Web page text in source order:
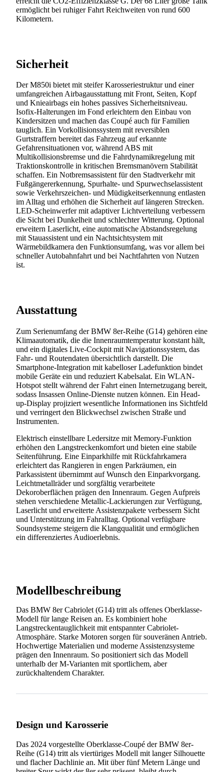
ermöglicht bei ruhiger Fahrt Reichweiten von rund 600
Kilometern.
Sicherheit
Der M850i bietet mit steifer Karosseriestruktur und einer
umfangreichen Airbagausstattung mit Front, Seiten, Kopf
und Knieairbags ein hohes passives Sicherheitsniveau.
Isofix-Halterungen im Fond erleichtern den Einbau von
Kindersitzen und machen das Coupé auch für Familien
tauglich. Ein Vorkollisionssystem mit reversiblen
Gurtstraffern bereitet das Fahrzeug auf erkannte
Gefahrensituationen vor, während ABS mit
Multikollisionsbremse und die Fahrdynamikregelung mit
Traktionskontrolle in kritischen Bremsmanövern Stabilität
schaffen. Ein Notbremsassistent für den Stadtverkehr mit
Fußgängererkennung, Spurhalte- und Spurwechselassistent
sowie Verkehrszeichen- und Müdigkeitserkennung entlasten
im Alltag und erhöhen die Sicherheit auf längeren Strecken.
LED-Scheinwerfer mit adaptiver Lichtverteilung verbessern
die Sicht bei Dunkelheit und schlechter Witterung. Optional
erweitern Laserlicht, eine automatische Abstandsregelung
mit Stauassistent und ein Nachtsichtsystem mit
Wärmebildkamera den Funktionsumfang, was vor allem bei
schneller Autobahnfahrt und bei Nachtfahrten von Nutzen
ist.
Ausstattung
Zum Serienumfang der BMW 8er-Reihe (G14) gehören eine
Klimaautomatik, die die Innenraumtemperatur konstant hält,
und ein digitales Live-Cockpit mit Navigationssystem, das
Fahr- und Routendaten übersichtlich darstellt. Die
Smartphone-Integration mit kabelloser Ladefunktion bindet
mobile Geräte ein und reduziert Kabelsalat. Ein WLAN-
Hotspot stellt während der Fahrt einen Internetzugang bereit,
sodass Insassen Online-Dienste nutzen können. Ein Head-
up-Display projiziert wesentliche Informationen ins Sichtfeld
und verringert den Blickwechsel zwischen Straße und
Instrumenten.
Elektrisch einstellbare Ledersitze mit Memory-Funktion
erhöhen den Langstreckenkomfort und bieten eine stabile
Seitenführung. Eine Einparkhilfe mit Rückfahrkamera
erleichtert das Rangieren in engen Parkräumen, ein
Parkassistent übernimmt auf Wunsch den Einparkvorgang.
Leichtmetallräder und sorgfältig verarbeitete
Dekoroberflächen prägen den Innenraum. Gegen Aufpreis
stehen verschiedene Metallic-Lackierungen zur Verfügung,
Laserlicht und erweiterte Assistenzpakete verbessern Sicht
und Unterstützung im Fahralltag. Optional verfügbare
Soundsysteme steigern die Klangqualität und ermöglichen
ein differenziertes Audioerlebnis.
Modellbeschreibung
Das BMW 8er Cabriolet (G14) tritt als offenes Oberklasse-
Modell für lange Reisen an. Es kombiniert hohe
Langstreckentauglichkeit mit entspannter Cabriolet-
Atmosphäre. Starke Motoren sorgen für souveränen Antrieb.
Hochwertige Materialien und moderne Assistenzsysteme
prägen den Innenraum. So positioniert sich das Modell
unterhalb der M-Varianten mit sportlichem, aber
zurückhaltendem Charakter.
Design und Karosserie
Das 2024 vorgestellte Oberklasse-Coupé der BMW 8er-
Reihe (G14) tritt als viertüriges Modell mit langer Silhouette
und flacher Dachlinie an. Mit über fünf Metern Länge und